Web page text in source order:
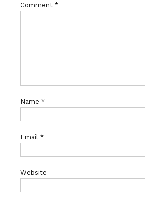
Comment *
Name *
Email *
Website